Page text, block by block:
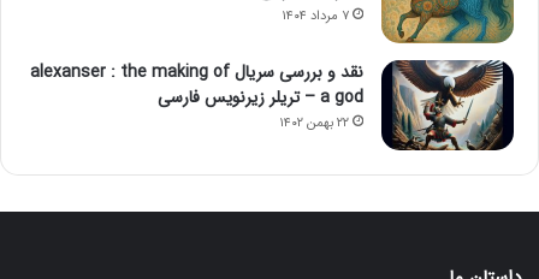
۷ مرداد ۱۴۰۴
نقد و بررسی سریال alexanser : the making of
a god – تریلر زیرنویس فارسی
۲۲ بهمن ۱۴۰۲